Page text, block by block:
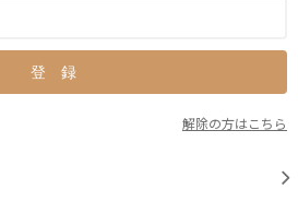
解除の方はこちら